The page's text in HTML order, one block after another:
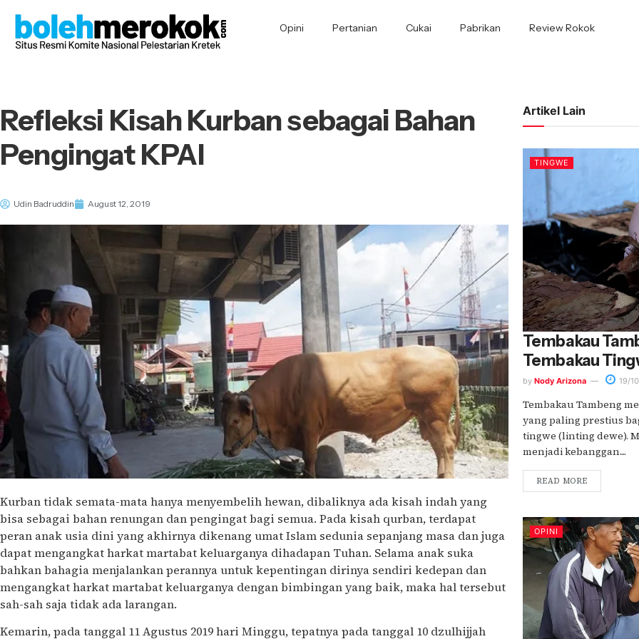
Opini Pertanian Cukai Pabrikan Review Rokok
Refleksi Kisah Kurban sebagai Bahan
Pengingat KPAI
Udin Badruddin August 12, 2019
Kurban tidak semata-mata hanya menyembelih hewan, dibaliknya ada kisah indah yang
bisa sebagai bahan renungan dan pengingat bagi semua. Pada kisah qurban, terdapat
peran anak usia dini yang akhirnya dikenang umat Islam sedunia sepanjang masa dan juga
dapat mengangkat harkat martabat keluarganya dihadapan Tuhan. Selama anak suka
bahkan bahagia menjalankan perannya untuk kepentingan dirinya sendiri kedepan dan
mengangkat harkat martabat keluarganya dengan bimbingan yang baik, maka hal tersebut
sah-sah saja tidak ada larangan.
Kemarin, pada tanggal 11 Agustus 2019 hari Minggu, tepatnya pada tanggal 10 dzulhijjah
Artikel Lain
TINGWE
Tembakau
Tembakau
by Nody Arizona 19/
Tembakau Tambeng
yang paling prestius
tingwe (linting dewe).
menjadi kebanggan....
READ MORE
OPINI